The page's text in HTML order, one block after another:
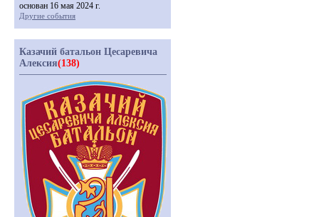
основан 16 мая 2024 г.
Другие события
Казачий батальон Цесаревича
Алексия(138)